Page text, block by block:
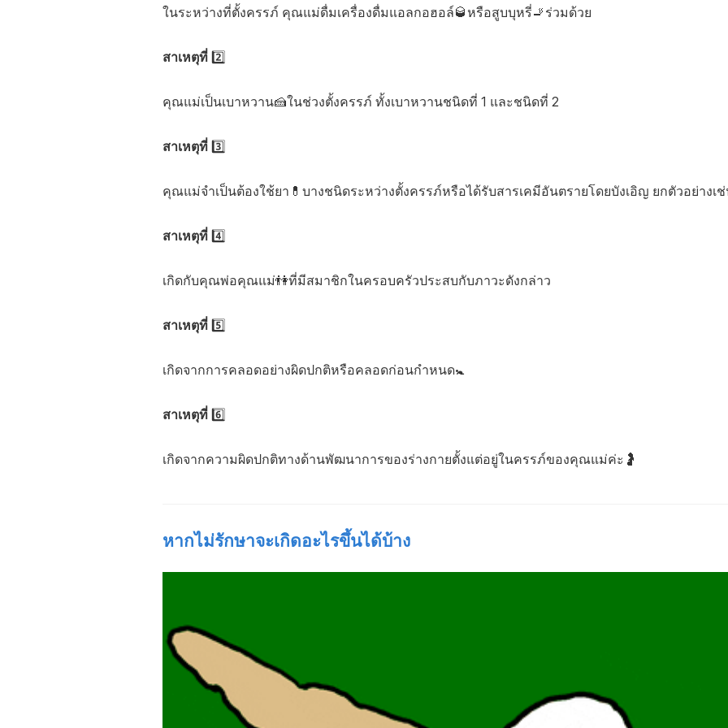
ในระหว่างที่ตั้งครรภ์ คุณแม่ดื่มเครื่องดื่มแอลกอฮอล์🥃หรือสูบบุหรี่🚬ร่วมด้วย
สาเหตุที่ 2️⃣
คุณแม่เป็นเบาหวาน🍰ในช่วงตั้งครรภ์ ทั้งเบาหวานชนิดที่ 1 และชนิดที่ 2
สาเหตุที่ 3️⃣
คุณแม่จำเป็นต้องใช้ยา💊บางชนิดระหว่างตั้งครรภ์หรือได้รับสารเคมีอันตรายโดยบังเอิญ ยกตัวอย่างเ
สาเหตุที่ 4️⃣
เกิดกับคุณพ่อคุณแม่👫ที่มีสมาชิกในครอบครัวประสบกับภาวะดังกล่าว
สาเหตุที่ 5️⃣
เกิดจากการคลอดอย่างผิดปกติหรือคลอดก่อนกำหนด🚼
สาเหตุที่ 6️⃣
เกิดจากความผิดปกติทางด้านพัฒนาการของร่างกายตั้งแต่อยู่ในครรภ์ของคุณแม่ค่ะ🤰
หากไม่รักษาจะเกิดอะไรขึ้นได้บ้าง